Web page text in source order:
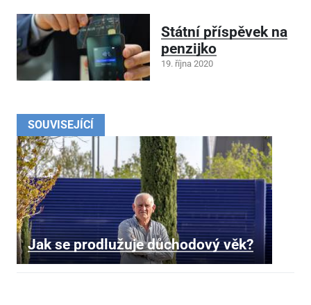
SOUVISEJÍCÍ
Jak se prodlužuje důchodový věk?
Státní příspěvek na
penzijko
19. října 2020